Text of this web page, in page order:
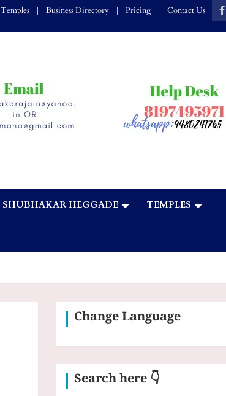
Temples Business Directory Pricing Contact Us
SHUBHAKAR HEGGADE TEMPLES
Change Language
Search here 👇